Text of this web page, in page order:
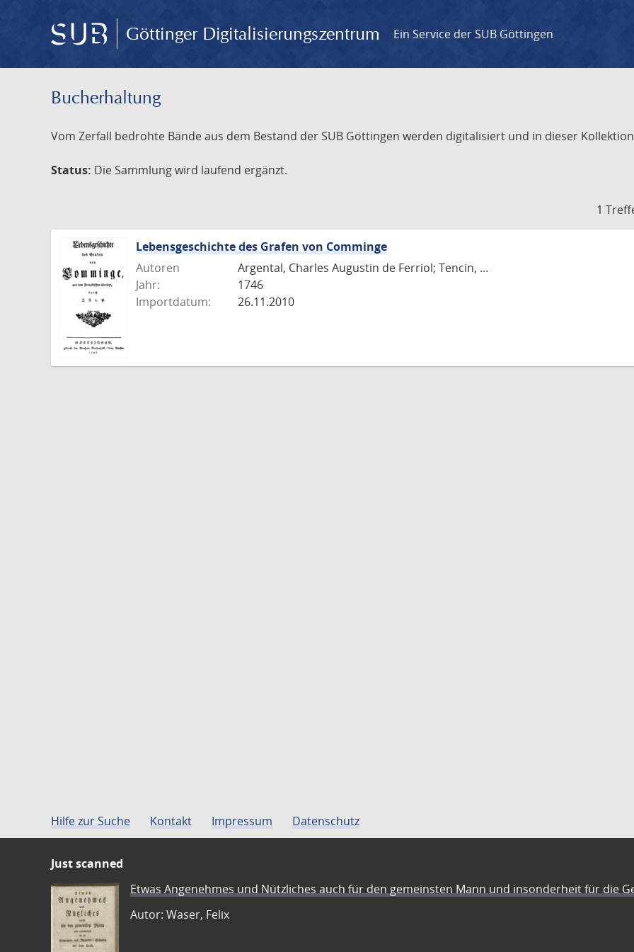
Göttinger Digitalisierungszentrum Ein Service der SUB Göttingen
Bucherhaltung
Vom Zerfall bedrohte Bände aus dem Bestand der SUB Göttingen werden digitalisiert und in dieser
Status: Die Sammlung wird laufend ergänzt.
1
Lebensgeschichte des Grafen von Comminge
Autoren
Argental, Charles Augustin de Ferriol; Tencin, ...
Jahr:
1746
Importdatum:
26.11.2010
Hilfe zur Suche Kontakt Impressum Datenschutz
Just scanned
Etwas Angenehmes und Nützliches auch für den gemeinsten Mann und insonderheit für die
Autor: Waser, Felix